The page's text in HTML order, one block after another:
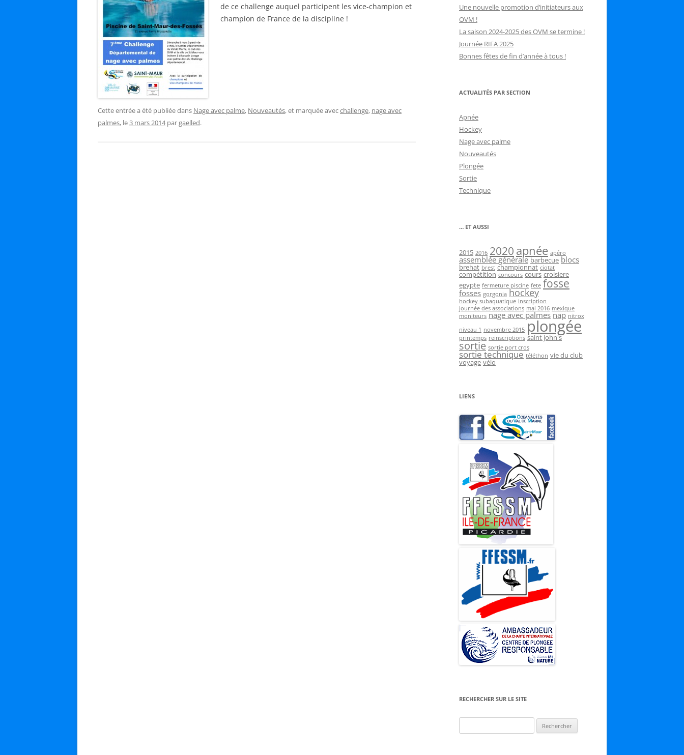
de ce challenge auquel participent les vice-champion et
champion de France de la discipline !
Cette entrée a été publiée dans Nage avec palme, Nouveautés, et marquée avecchallenge, nage avec
palmes, le3 mars 2014 pargaelled.
Une nouvelle promotion d’initiateurs aux
OVM !
La saison 2024-2025 des OVM se termine !
Journée RIFA 2025
Bonnes fêtes de fin d’année à tous !
ACTUALITÉS PAR SECTION
Apnée
Hockey
Nage avec palme
Nouveautés
Plongée
Sortie
Technique
… ET AUSSI
2015 2016 2020 apnée apéro
assemblée générale barbecue blocs
brehat brest championnat ciotat
compétition concours cours croisiere
egypte fermeture piscine fete fosse
fosses gorgonia hockey
hockey subaquatique inscription
journée des associations mai 2016 mexique
moniteurs nage avec palmes nap nitrox
niveau 1 novembre 2015 plongée
printemps reinscriptions saint john's
sortie sortie port cros
sortie technique téléthon vie du club
voyage vélo
LIENS
RECHERCHER SUR LE SITE